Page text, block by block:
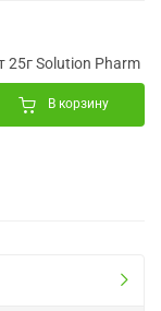
25г Solution Pharm
В корзину